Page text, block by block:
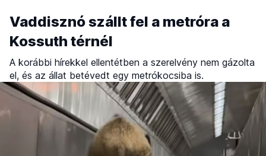
Vaddisznó szállt fel a metróra a
Kossuth térnél
A korábbi hírekkel ellentétben a szerelvény nem gázolta
el, és az állat betévedt egy metrókocsiba is.